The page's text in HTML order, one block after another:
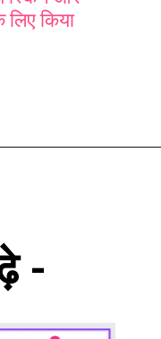
किया
-